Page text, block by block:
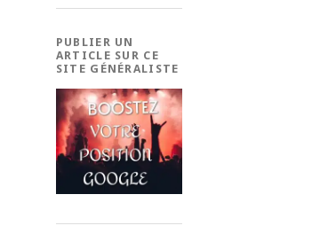
PUBLIER UN
ARTICLE SUR CE
SITE GÉNÉRALISTE